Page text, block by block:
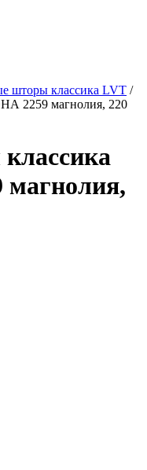
шторы классика LVT /
2259 магнолия, 220